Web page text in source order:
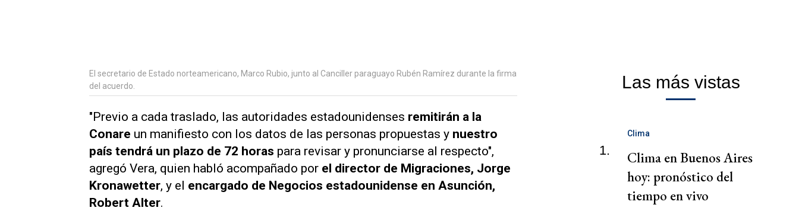
El secretario de Estado norteamericano, Marco Rubio, junto al Canciller paraguayo Rubén Ramírez durante la firma
del acuerdo.
"Previo a cada traslado, las autoridades estadounidenses remitirán a la
Conare un manifiesto con los datos de las personas propuestas y nuestro
país tendrá un plazo de 72 horas para revisar y pronunciarse al respecto",
agregó Vera, quien habló acompañado por el director de Migraciones, Jorge
Kronawetter, y el encargado de Negocios estadounidense en Asunción,
Robert Alter.
Las más vistas
1.
Clima
Clima en Buenos Aires
hoy: pronóstico del
tiempo en vivo